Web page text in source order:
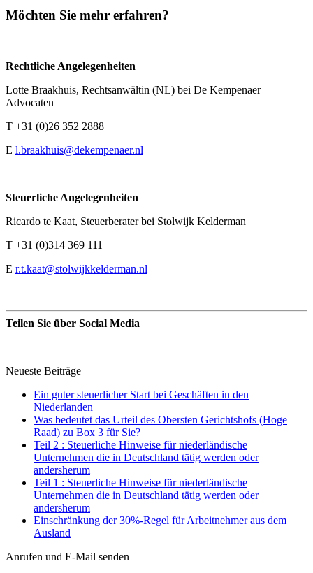
Möchten Sie mehr erfahren?
Rechtliche Angelegenheiten
Lotte Braakhuis, Rechtsanwältin (NL) bei De Kempenaer
Advocaten
T +31 (0)26 352 2888
E l.braakhuis@dekempenaer.nl
Steuerliche Angelegenheiten
Ricardo te Kaat, Steuerberater bei Stolwijk Kelderman
T +31 (0)314 369 111
E r.t.kaat@stolwijkkelderman.nl
Teilen Sie über Social Media
Neueste Beiträge
Ein guter steuerlicher Start bei Geschäften in den
Niederlanden
Was bedeutet das Urteil des Obersten Gerichtshofs (Hoge
Raad) zu Box 3 für Sie?
Teil 2 : Steuerliche Hinweise für niederländische
Unternehmen die in Deutschland tätig werden oder
andersherum
Teil 1 : Steuerliche Hinweise für niederländische
Unternehmen die in Deutschland tätig werden oder
andersherum
Einschränkung der 30%-Regel für Arbeitnehmer aus dem
Ausland
Anrufen und E-Mail senden